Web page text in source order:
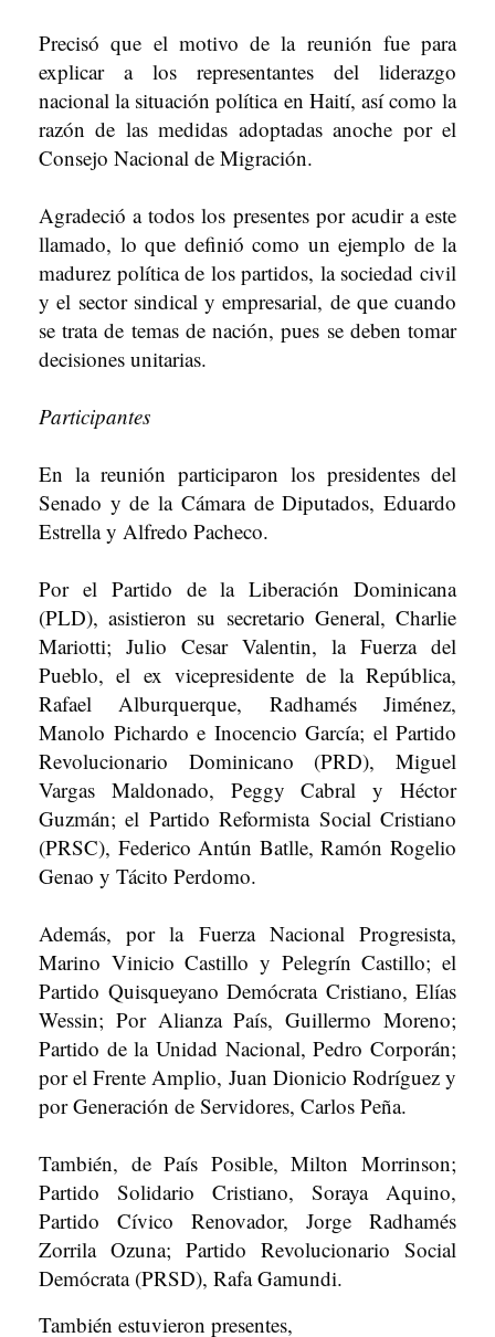
Precisó que el motivo de la reunión fue para
explicar a los representantes del liderazgo
nacional la situación política en Haití, así como la
razón de las medidas adoptadas anoche por el
Consejo Nacional de Migración.
Agradeció a todos los presentes por acudir a este
llamado, lo que definió como un ejemplo de la
madurez política de los partidos, la sociedad civil
y el sector sindical y empresarial, de que cuando
se trata de temas de nación, pues se deben tomar
decisiones unitarias.
Participantes
En la reunión participaron los presidentes del
Senado y de la Cámara de Diputados, Eduardo
Estrella y Alfredo Pacheco.
Por el Partido de la Liberación Dominicana
(PLD), asistieron su secretario General, Charlie
Mariotti; Julio Cesar Valentin, la Fuerza del
Pueblo, el ex vicepresidente de la República,
Rafael Alburquerque, Radhamés Jiménez,
Manolo Pichardo e Inocencio García; el Partido
Revolucionario Dominicano (PRD), Miguel
Vargas Maldonado, Peggy Cabral y Héctor
Guzmán; el Partido Reformista Social Cristiano
(PRSC), Federico Antún Batlle, Ramón Rogelio
Genao y Tácito Perdomo.
Además, por la Fuerza Nacional Progresista,
Marino Vinicio Castillo y Pelegrín Castillo; el
Partido Quisqueyano Demócrata Cristiano, Elías
Wessin; Por Alianza País, Guillermo Moreno;
Partido de la Unidad Nacional, Pedro Corporán;
por el Frente Amplio, Juan Dionicio Rodríguez y
por Generación de Servidores, Carlos Peña.
También, de País Posible, Milton Morrinson;
Partido Solidario Cristiano, Soraya Aquino,
Partido Cívico Renovador, Jorge Radhamés
Zorrila Ozuna; Partido Revolucionario Social
Demócrata (PRSD), Rafa Gamundi.
También estuvieron presentes,